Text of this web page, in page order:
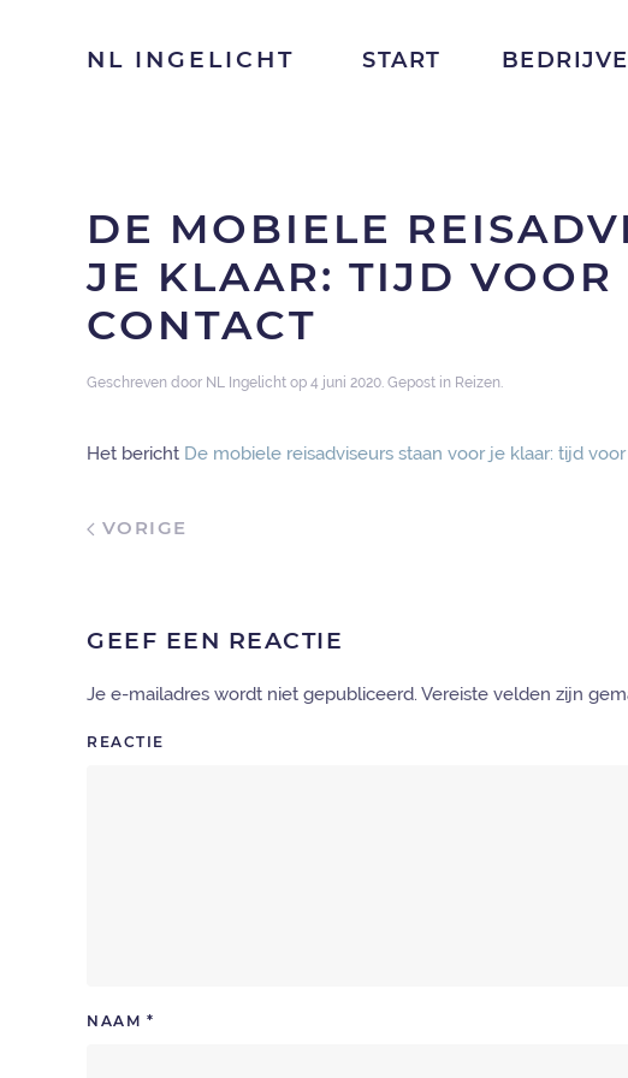
NL INGELICHT START
DE MOBIELE
JE KLAAR: TIJD
CONTACT
Geschreven door NL Ingelicht op 4 juni 2020. Gepost in Reizen.
Het bericht De mobiele reisadviseurs staan voor je klaar: tijd
VORIGE
GEEF EEN REACTIE
Je e-mailadres wordt niet gepubliceerd. Vereiste velden zijn
REACTIE
NAAM *